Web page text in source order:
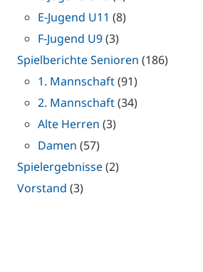
E-Jugend U11 (8)
F-Jugend U9(3)
Spielberichte Senioren (186)
1. Mannschaft(91)
2. Mannschaft(34)
Alte Herren (3)
Damen (57)
Spielergebnisse(2)
Vorstand (3)